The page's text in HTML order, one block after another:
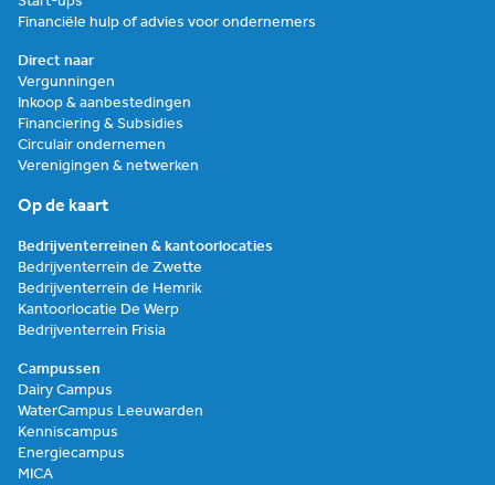
Financiële hulp of advies voor ondernemers
Direct naar
Vergunningen
Inkoop & aanbestedingen
Financiering & Subsidies
Circulair ondernemen
Verenigingen & netwerken
Op de kaart
Bedrijventerreinen & kantoorlocaties
Bedrijventerrein de Zwette
Bedrijventerrein de Hemrik
Kantoorlocatie De Werp
Bedrijventerrein Frisia
Campussen
Dairy Campus
WaterCampus Leeuwarden
Kenniscampus
Energiecampus
MICA